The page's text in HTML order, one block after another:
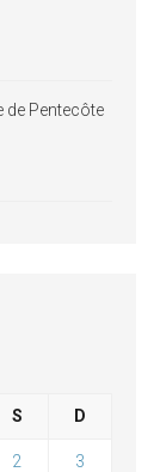
de Pentecôte
S D
2 3